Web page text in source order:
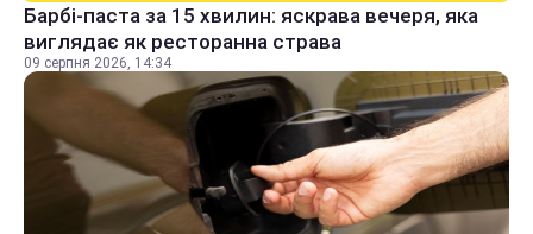
Барбі-паста за 15 хвилин: яскрава вечеря, яка
виглядає як ресторанна страва
09 серпня 2026, 14:34